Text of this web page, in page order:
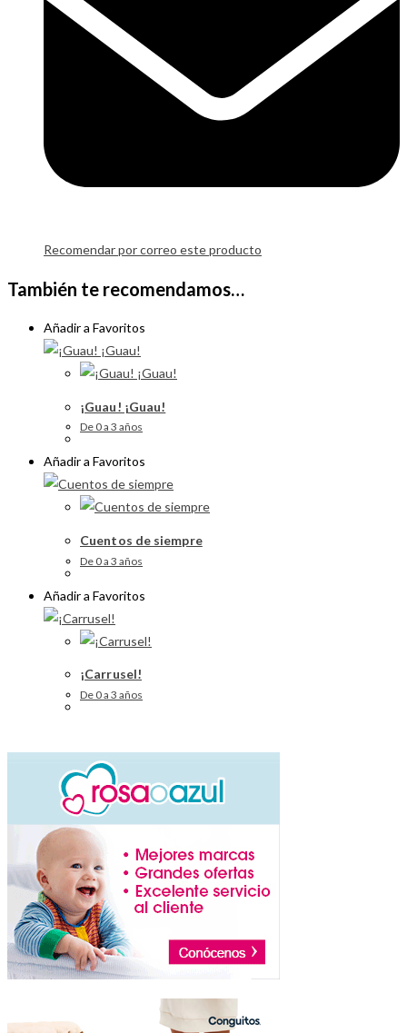
Recomendar por correo este producto
También te recomendamos…
Añadir a Favoritos
¡Guau! ¡Guau!
De 0 a 3 años
Añadir a Favoritos
Cuentos de siempre
De 0 a 3 años
Añadir a Favoritos
¡Carrusel!
De 0 a 3 años